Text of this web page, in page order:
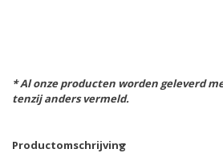
* Al onze producten worden geleverd
tenzij anders vermeld.
Productomschrijving